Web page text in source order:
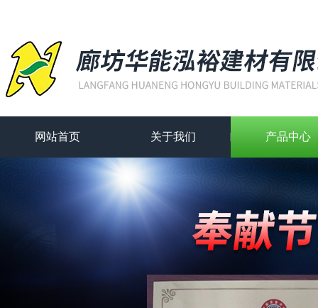
网站首页 关于我们 产品中心